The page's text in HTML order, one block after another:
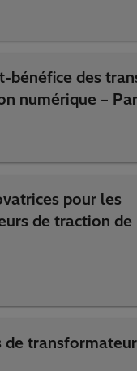
bénéfice des
numérique –
pour les
de traction
de